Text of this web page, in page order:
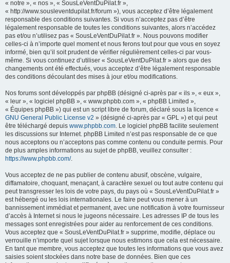
« notre », « nos », « SousLeVentDuPilat.fr »,
« http://www.sousleventdupilat.fr/forum »), vous acceptez d’être légalement
responsable des conditions suivantes. Si vous n’acceptez pas d’être
légalement responsable de toutes les conditions suivantes, alors n’accédez
pas et/ou n’utilisez pas « SousLeVentDuPilat.fr ». Nous pouvons modifier
celles-ci à n’importe quel moment et nous ferons tout pour que vous en soyez
informé, bien qu’il soit prudent de vérifier régulièrement celles-ci par vous-
même. Si vous continuez d’utiliser « SousLeVentDuPilat.fr » alors que des
changements ont été effectués, vous acceptez d’être légalement responsable
des conditions découlant des mises à jour et/ou modifications.
Nos forums sont développés par phpBB (désigné ci-après par « ils », « eux »,
« leur », « logiciel phpBB », « www.phpbb.com », « phpBB Limited »,
« Équipes phpBB ») qui est un script libre de forum, déclaré sous la licence «
GNU General Public License v2 » (désigné ci-après par « GPL ») et qui peut
être téléchargé depuis www.phpbb.com. Le logiciel phpBB facilite seulement
les discussions sur Internet. phpBB Limited n’est pas responsable de ce que
nous acceptons ou n’acceptons pas comme contenu ou conduite permis. Pour
de plus amples informations au sujet de phpBB, veuillez consulter :
https://www.phpbb.com/.
Vous acceptez de ne pas publier de contenu abusif, obscène, vulgaire,
diffamatoire, choquant, menaçant, à caractère sexuel ou tout autre contenu qui
peut transgresser les lois de votre pays, du pays où « SousLeVentDuPilat.fr »
est hébergé ou les lois internationales. Le faire peut vous mener à un
bannissement immédiat et permanent, avec une notification à votre fournisseur
d’accès à Internet si nous le jugeons nécessaire. Les adresses IP de tous les
messages sont enregistrées pour aider au renforcement de ces conditions.
Vous acceptez que « SousLeVentDuPilat.fr » supprime, modifie, déplace ou
verrouille n’importe quel sujet lorsque nous estimons que cela est nécessaire.
En tant que membre, vous acceptez que toutes les informations que vous avez
saisies soient stockées dans notre base de données. Bien que ces